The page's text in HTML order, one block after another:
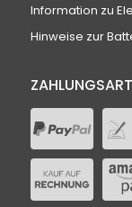
Information zu
Hinweise zur